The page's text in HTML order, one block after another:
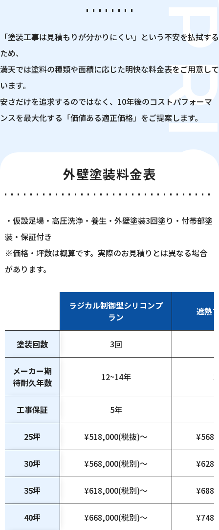
「塗装工事は見積もりが分かりにくい」という不安を払拭する
ため、
満天では塗料の種類や面積に応じた明快な料金表をご用意して
います。
安さだけを追求するのではなく、10年後のコストパフォーマ
ンスを最大化する「価値ある適正価格」をご提案します。
外壁塗装料金表
・仮設足場・高圧洗浄・養生・外壁塗装3回塗り・付帯部塗
装・保証付き
※価格・坪数は概算です。実際のお見積りとは異なる場合
があります。
ラジカル制御型シリコンプ
ラン
遮熱
塗装回数 3回
メーカー期
待耐久年数
12~14年
工事保証 5年
25坪 ¥518,000(税抜)～
30坪 ¥568,000(税別)～
35坪 ¥618,000(税別)～
40坪 ¥668,000(税別)～